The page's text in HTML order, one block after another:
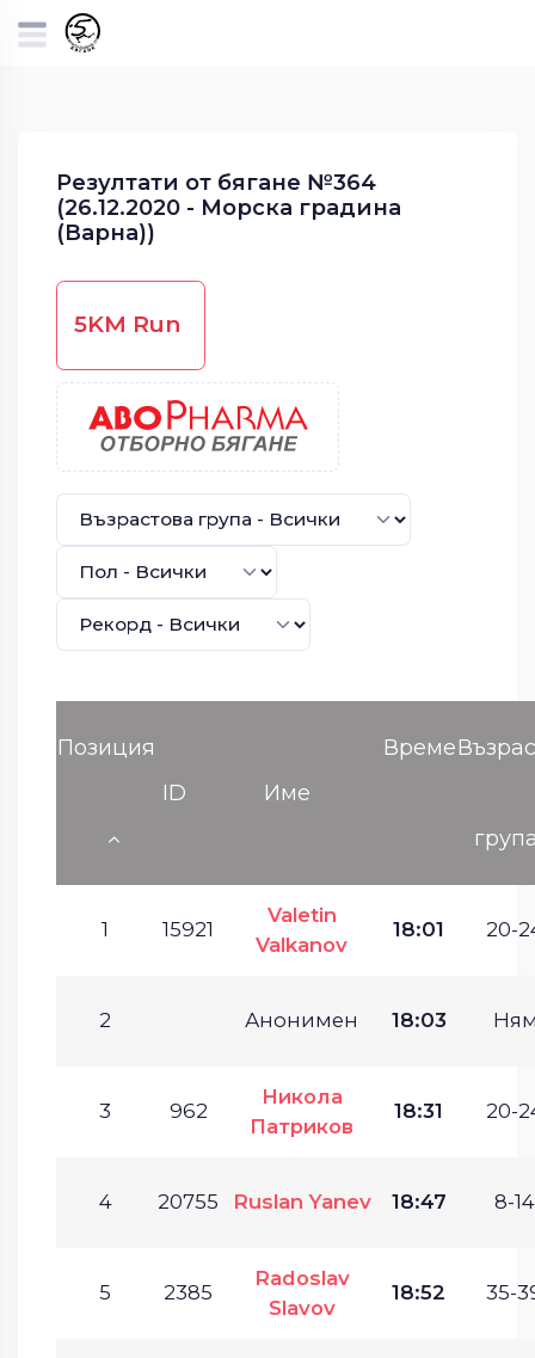
Резултати от бягане №364
(26.12.2020 - Морска градина
(Варна))
5KM Run
Позиция
ID
Име
Време
1 15921
Valetin
Valkanov
18:01 20-
2 Анонимен 18:03
3 962
Никола
Патриков
18:31 20-
4 20755 Ruslan Yanev 18:47 8-
5 2385
Radoslav
Slavov
18:52 35-